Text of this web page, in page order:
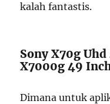
kalah fantastis.
Sony X70g
X7000g 49
Dimana untuk